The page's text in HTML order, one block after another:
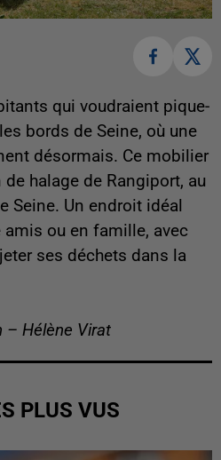
qui voudraient pique-
bords de Seine, où une
désormais. Ce mobilier
halage de Rangiport, au
Seine. Un endroit idéal
amis ou en famille, avec
ses déchets dans la
– Hélène Virat
PLUS VUS